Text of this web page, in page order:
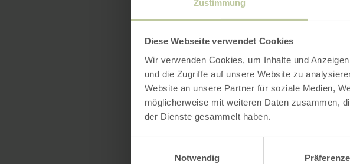
Zustimmung
Diese Webseite verwendet Cookies
Wir verwenden Cookies, um Inhalte und
und die Zugriffe auf unsere Website zu
Website an unsere Partner für soziale Medien,
möglicherweise mit weiteren Daten zusammen,
der Dienste gesammelt haben.
Notwendig